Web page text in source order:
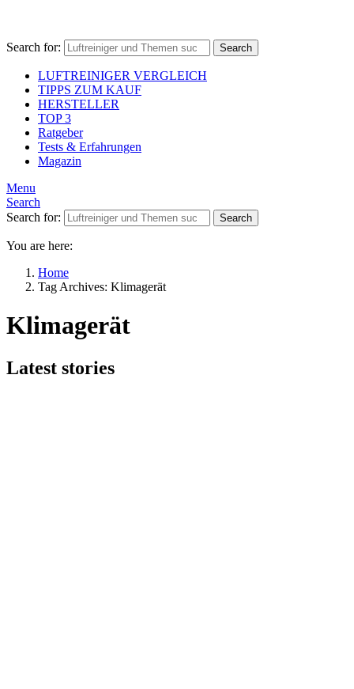
Search for: Search
LUFTREINIGER VERGLEICH
TIPPS ZUM KAUF
HERSTELLER
TOP 3
Ratgeber
Tests & Erfahrungen
Magazin
Menu
Search
Search for:
Search
You are here:
Home
Tag Archives: Klimagerät
Klimagerät
Latest stories